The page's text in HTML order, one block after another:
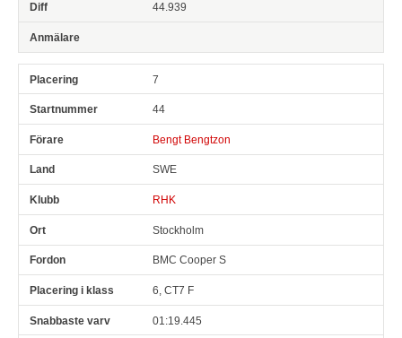
44.939
7
44
Bengt Bengtzon
SWE
RHK
Stockholm
BMC Cooper S
6, CT7 F
01:19.445